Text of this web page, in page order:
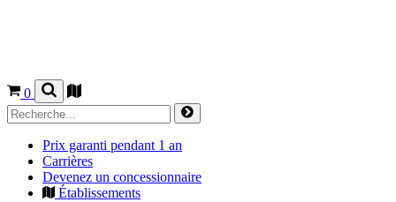
0
Prix garanti pendant 1 an
Carrières
Devenez un concessionnaire
Établissements